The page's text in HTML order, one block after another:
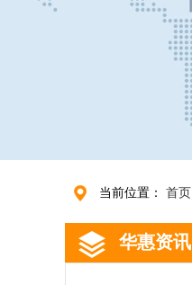
当前位置： 首页
华惠资讯